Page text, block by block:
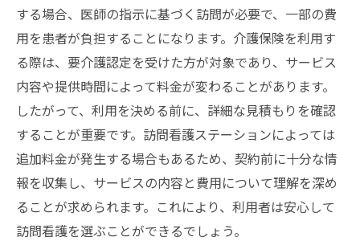
介護認定の取得と訪問看護の関係
訪問看護における保険の自己負担額
介護保険を利用する際の注意事項
訪問看護と介護サービスの併用方法
訪問看護を受けるための財政支援の活用
訪問看護利用時の注意点とトラブル回避策
訪問看護利用時の一般的な注意点
キャンセルや変更時の対応ルール
訪問看護中に起こりうるトラブル例
する場合、医師の指示に基づく訪問が必要で、一部の費
用を患者が負担することになります。介護保険を利用す
る際は、要介護認定を受けた方が対象であり、サービス
内容や提供時間によって料金が変わることがあります。
したがって、利用を決める前に、詳細な見積もりを確認
することが重要です。訪問看護ステーションによっては
追加料金が発生する場合もあるため、契約前に十分な情
報を収集し、サービスの内容と費用について理解を深め
ることが求められます。これにより、利用者は安心して
訪問看護を選ぶことができるでしょう。